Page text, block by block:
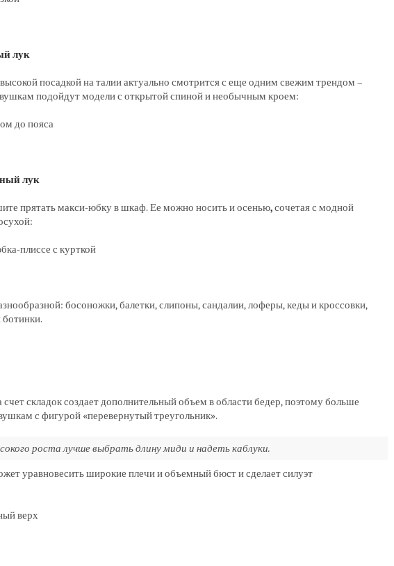
лук
посадкой на талии актуально смотрится с еще одним свежим трендом –
подойдут модели с открытой спиной и необычным кроем:
лук
прятать макси-юбку в шкаф. Ее можно носить и осенью,сочетая с модной
босоножки, балетки, слипоны, сандалии, лоферы, кеды и кроссовки,
складок создает дополнительный объем в области бедер, поэтому больше
с фигурой «перевернутый треугольник».
роста лучше выбрать длину миди и надеть каблуки.
уравновесить широкие плечи и объемный бюст и сделает силуэт